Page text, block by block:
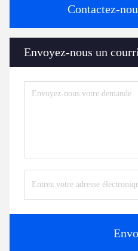
Contactez-
Envoyez-nous un